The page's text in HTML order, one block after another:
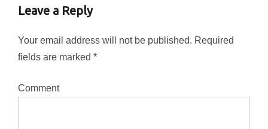
Leave a Reply
Your email address will not be published. Required
fields are marked *
Comment